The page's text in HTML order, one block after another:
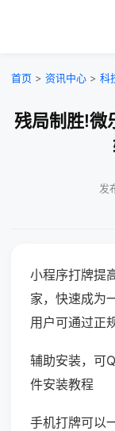
首页 > 资讯中心 > 科
残局制胜!微
发
小程序打牌提
家，快速成为
用户可通过正
辅助安装，可
件安装教程
手机打牌可以